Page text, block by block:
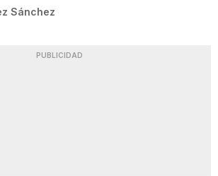
Sánchez
PUBLICIDAD